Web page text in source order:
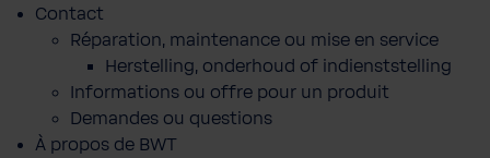
Contact
Réparation, maintenance ou mise en service
Herstelling, onderhoud of indienststelling
Informations ou offre pour un produit
Demandes ou questions
À propos de BWT